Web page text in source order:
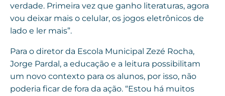
verdade. Primeira vez que ganho literaturas, agora
vou deixar mais o celular, os jogos eletrônicos de
lado e ler mais”.
Para o diretor da Escola Municipal Zezé Rocha,
Jorge Pardal, a educação e a leitura possibilitam
um novo contexto para os alunos, por isso, não
poderia ficar de fora da ação. “Estou há muitos